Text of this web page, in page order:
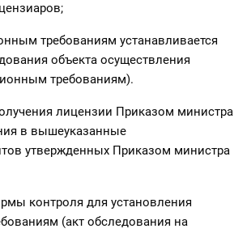
требованиям устанавливается
объекта осуществления
требованиям).
лицензии Приказом министра
в вышеуказанные
утвержденных Приказом министра
контроля для установления
(акт обследования на